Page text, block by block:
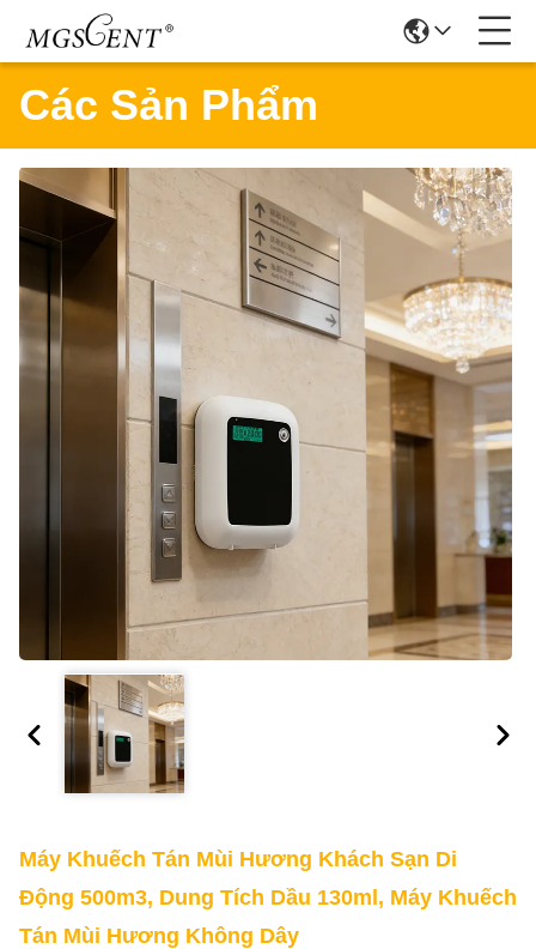
Các Sản Phẩm
Máy Khuếch Tán Mùi Hương Khách Sạn Di
Động 500m3, Dung Tích Dầu 130ml, Máy Khuếch
Tán Mùi Hương Không Dây